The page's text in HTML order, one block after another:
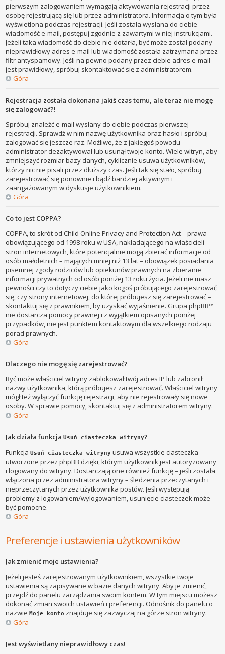
pierwszym zalogowaniem wymagają aktywowania rejestracji przez
osobę rejestrującą się lub przez administratora. Informacja o tym była
wyświetlona podczas rejestracji. Jeśli została wysłana do ciebie
wiadomość e-mail, postępuj zgodnie z zawartymi w niej instrukcjami.
Jeżeli taka wiadomość do ciebie nie dotarła, być może został podany
nieprawidłowy adres e-mail lub wiadomość została zatrzymana przez
filtr antyspamowy. Jeśli na pewno podany przez ciebie adres e-mail
jest prawidłowy, spróbuj skontaktować się z administratorem.
Góra
Rejestracja została dokonana jakiś czas temu, ale teraz nie mogę
się zalogować?!
Spróbuj znaleźć e-mail wysłany do ciebie podczas pierwszej
rejestracji. Sprawdź w nim nazwę użytkownika oraz hasło i spróbuj
zalogować się jeszcze raz. Możliwe, że z jakiegoś powodu
administrator dezaktywował lub usunął twoje konto. Wiele witryn, aby
zmniejszyć rozmiar bazy danych, cyklicznie usuwa użytkowników,
którzy nic nie pisali przez dłuższy czas. Jeśli tak się stało, spróbuj
zarejestrować się ponownie i bądź bardziej aktywnym i
zaangażowanym w dyskusje użytkownikiem.
Góra
Co to jest COPPA?
COPPA, to skrót od Child Online Privacy and Protection Act – prawa
obowiązującego od 1998 roku w USA, nakładającego na właścicieli
stron internetowych, które potencjalnie mogą zbierać informacje od
osób małoletnich – mających mniej niż 13 lat – obowiązek posiadania
pisemnej zgody rodziców lub opiekunów prawnych na zbieranie
informacji prywatnych od osób poniżej 13 roku życia. Jeżeli nie masz
pewności czy to dotyczy ciebie jako kogoś próbującego zarejestrować
się, czy strony internetowej, do której próbujesz się zarejestrować –
skontaktuj się z prawnikiem, by uzyskać wyjaśnienie. Grupa phpBB™
nie dostarcza pomocy prawnej i z wyjątkiem opisanych poniżej
przypadków, nie jest punktem kontaktowym dla wszelkiego rodzaju
porad prawnych.
Góra
Dlaczego nie mogę się zarejestrować?
Być może właściciel witryny zablokował twój adres IP lub zabronił
nazwy użytkownika, którą próbujesz zarejestrować. Właściciel witryny
mógł też wyłączyć funkcję rejestracji, aby nie rejestrowały się nowe
osoby. W sprawie pomocy, skontaktuj się z administratorem witryny.
Góra
Jak działa funkcjaUsuń ciasteczka witryny?
FunkcjaUsuń ciasteczka witryny usuwa wszystkie ciasteczka
utworzone przez phpBB dzięki, którym użytkownik jest autoryzowany
i logowany do witryny. Dostarczają one również funkcję – jeśli została
włączona przez administratora witryny – śledzenia przeczytanych i
nieprzeczytanych przez użytkownika postów. Jeśli występują
problemy z logowaniem/wylogowaniem, usunięcie ciasteczek może
być pomocne.
Góra
Preferencje i ustawienia użytkowników
Jak zmienić moje ustawienia?
Jeżeli jesteś zarejestrowanym użytkownikiem, wszystkie twoje
ustawienia są zapisywane w bazie danych witryny. Aby je zmienić,
przejdź do panelu zarządzania swoim kontem. W tym miejscu możesz
dokonać zmian swoich ustawień i preferencji. Odnośnik do panelu o
nazwieMoje konto znajduje się zazwyczaj na górze stron witryny.
Góra
Jest wyświetlany nieprawidłowy czas!